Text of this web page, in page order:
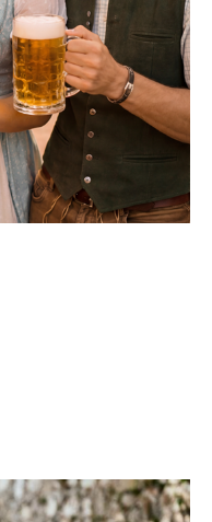
Informationen!: 24.07.